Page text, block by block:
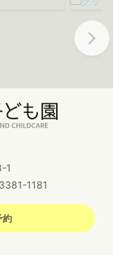
Next
1
1181
約